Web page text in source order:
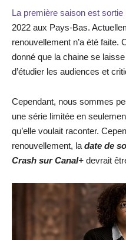
La première saison est sortie
2022 aux Pays-Bas.
renouvellement n’a été faite.
donné que la chaine se
d’étudier les audiences et
Cependant, nous sommes
une série limitée en
qu’elle voulait raconter.
renouvellement, la date de
Crash sur Canal+ devrait